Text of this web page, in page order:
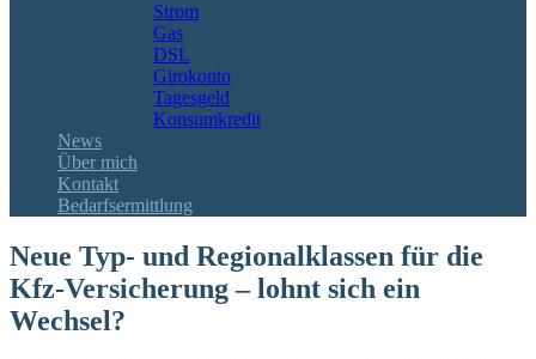
Strom
Gas
DSL
Girokonto
Tagesgeld
Konsumkredit
News
Über mich
Kontakt
Bedarfsermittlung
Neue Typ- und Regionalklassen für die
Kfz-Versicherung – lohnt sich ein
Wechsel?